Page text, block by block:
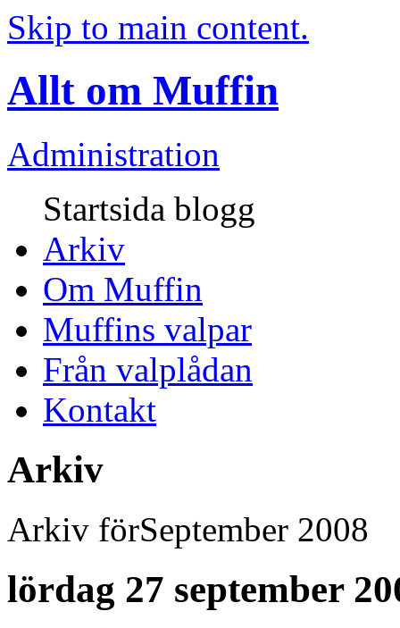
Skip to main content.
Allt om Muffin
Administration
Startsida blogg
Arkiv
Om Muffin
Muffins valpar
Från valplådan
Kontakt
Arkiv
Arkiv förSeptember 2008
lördag 27 september